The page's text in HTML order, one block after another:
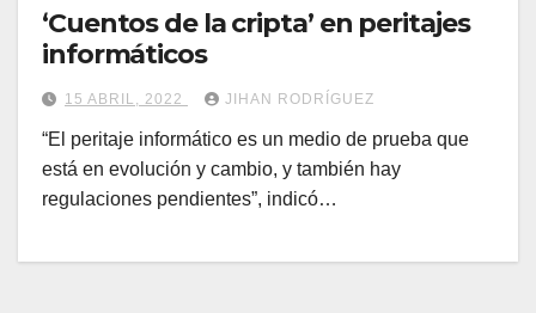
‘Cuentos de la cripta’ en peritajes
informáticos
15 ABRIL, 2022 JIHAN RODRÍGUEZ
“El peritaje informático es un medio de prueba que
está en evolución y cambio, y también hay
regulaciones pendientes”, indicó…